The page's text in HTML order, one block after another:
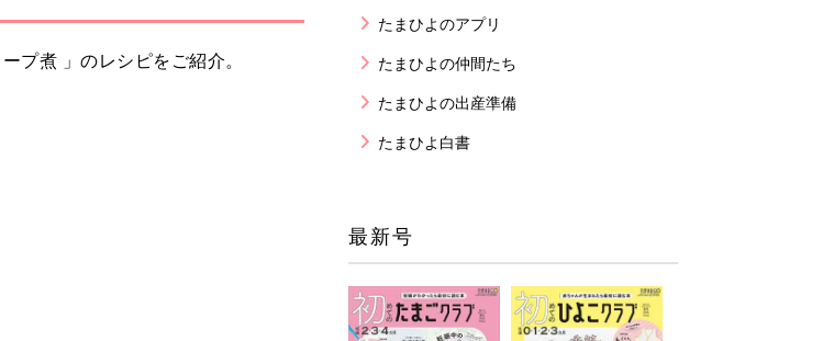
u
t
プ煮 」のレシピをご紹介。
たまひよのアプリ
たまひよの仲間たち
たまひよの出産準備
たまひよ白書
最新号